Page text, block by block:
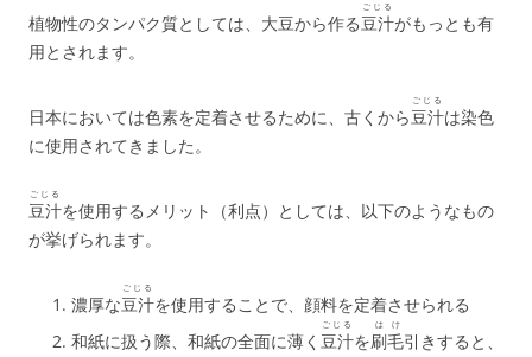
植物性のタンパク質としては、大豆から作る豆汁
ごじる
がもっとも有
用とされます。
日本においては色素を定着させるために、古くから豆汁
ごじる
は染色
に使用されてきました。
豆汁
ごじる
を使用するメリット（利点）としては、以下のようなもの
が挙げられます。
濃厚な豆汁
ごじる
を使用することで、顔料を定着させられる
和紙に扱う際、和紙の全面に薄く 豆汁
ごじる
を刷毛
はけ
引きすると、